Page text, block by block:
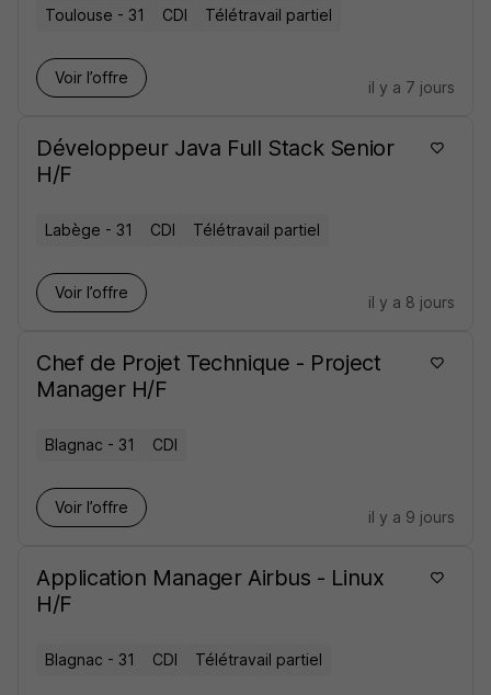
Toulouse - 31 CDI Télétravail partiel
Voir l’offre
il y a 7 jours
Développeur Java Full Stack Senior
H/F
Labège - 31 CDI Télétravail partiel
Voir l’offre
il y a 8 jours
Chef de Projet Technique - Project
Manager H/F
Blagnac - 31 CDI
Voir l’offre
il y a 9 jours
Application Manager Airbus - Linux
H/F
Blagnac - 31 CDI Télétravail partiel